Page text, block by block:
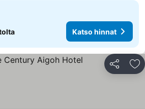
Katso hinnat
Jaa